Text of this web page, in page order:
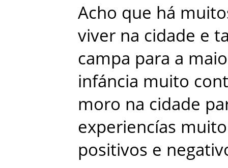
Acho que há
viver na cidade e
campa para a
infáncia muito
moro na cidade
experiencías muito
positivos e